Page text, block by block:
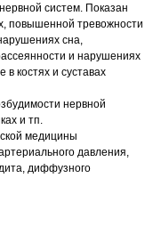
систем. Показан
повышенной тревожности
сна,
и нарушениях
костях и суставах
нервной
и тп.
медицины
давления,
диффузного